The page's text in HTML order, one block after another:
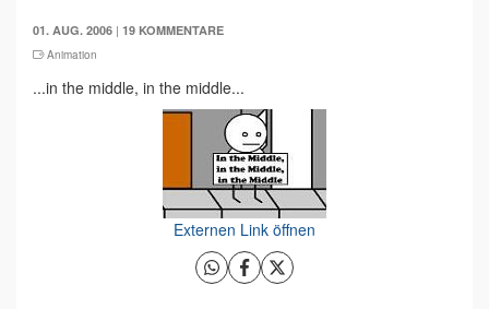
01. AUG. 2006 | 19 KOMMENTARE
Animation
...in the middle, in the middle...
Externen Link öffnen